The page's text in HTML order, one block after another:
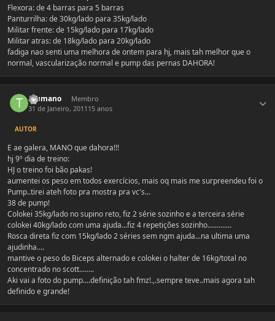
Flexora: de 4 barras para 5 barras
Panturrilha: de 30kg/lado para 35kg/lado
Militar frente: de 15kg/lado para 17kg/lado
Militar atras: de 18kg/lado para 20kg/lado
fadiga nao senti uma melhora de ontem para hj, mais tah melhor que o
normal, vascularização normal e pump das pernas DAHORA!
Tsumano
Membro
31 de Janeiro, 2011 15 anos
AUTOR
E ae galera, MANO que dahora!!!
hj 9º dia de treino:
HJ o treino foi bão pakas!
aumentei os peso em todos exercícios, mais oq mais me surpreendeu foi o
Pump..tirei ateh foto pra mostra pra vc's...
38 de pump!
Colokei 35kg/lado no supino reto, fiz 2 série sozinho e a terceira série
colokei 40kg/lado com uma ajuda...fiz 4 repetições sozinho.............
Rosca direta fiz com 15kg/lado 2 séries sem ngm ajuda...na ultima uma
ajudinha....
mantive o peso do Biceps alternado e colokei o halter de 16kg/total no
concentrado no scott........
Aki vai a foto do pump....definição tah fmz!.,.sempre teve..mais agora tah
definido e grande!